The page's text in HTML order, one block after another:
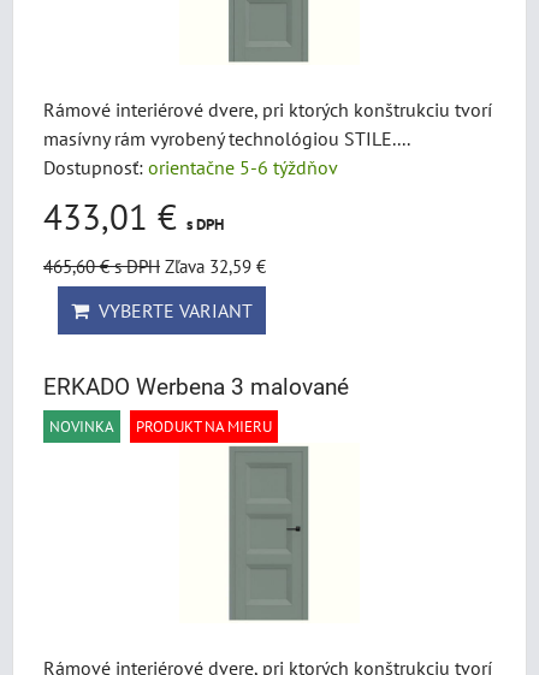
Rámové interiérové dvere, pri ktorých konštrukciu tvorí
masívny rám vyrobený technológiou STILE....
Dostupnosť: orientačne 5-6 týždňov
433,01 € s DPH
465,60 €s DPH Zľava 32,59 €
VYBERTE VARIANT
ERKADO Werbena 3 malované
NOVINKA PRODUKT NA MIERU
Rámové interiérové dvere, pri ktorých konštrukciu tvorí